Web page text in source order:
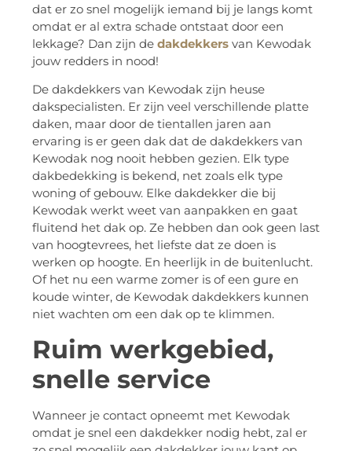
dat er zo snel mogelijk iemand bij je langs komt
omdat er al extra schade ontstaat door een
lekkage? Dan zijn de dakdekkers van Kewodak
jouw redders in nood!
De dakdekkers van Kewodak zijn heuse
dakspecialisten. Er zijn veel verschillende platte
daken, maar door de tientallen jaren aan
ervaring is er geen dak dat de dakdekkers van
Kewodak nog nooit hebben gezien. Elk type
dakbedekking is bekend, net zoals elk type
woning of gebouw. Elke dakdekker die bij
Kewodak werkt weet van aanpakken en gaat
fluitend het dak op. Ze hebben dan ook geen last
van hoogtevrees, het liefste dat ze doen is
werken op hoogte. En heerlijk in de buitenlucht.
Of het nu een warme zomer is of een gure en
koude winter, de Kewodak dakdekkers kunnen
niet wachten om een dak op te klimmen.
Ruim werkgebied,
snelle service
Wanneer je contact opneemt met Kewodak
omdat je snel een dakdekker nodig hebt, zal er